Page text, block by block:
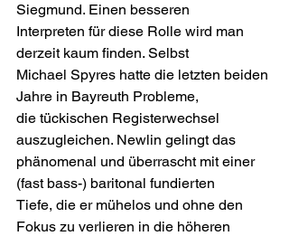
Siegmund. Einen besseren
Interpreten für diese Rolle wird man
derzeit kaum finden. Selbst
Michael Spyres hatte die letzten beiden
Jahre in Bayreuth Probleme,
die tückischen Registerwechsel
auszugleichen. Newlin gelingt das
phänomenal und überrascht mit einer
(fast bass-) baritonal fundierten
Tiefe, die er mühelos und ohne den
Fokus zu verlieren in die höheren